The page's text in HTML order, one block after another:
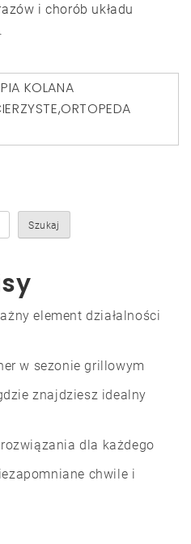
i chorób układu
KOLANA
,ORTOPEDA
Szukaj
element działalności
w sezonie grillowym
znajdziesz idealny
dla każdego
chwile i